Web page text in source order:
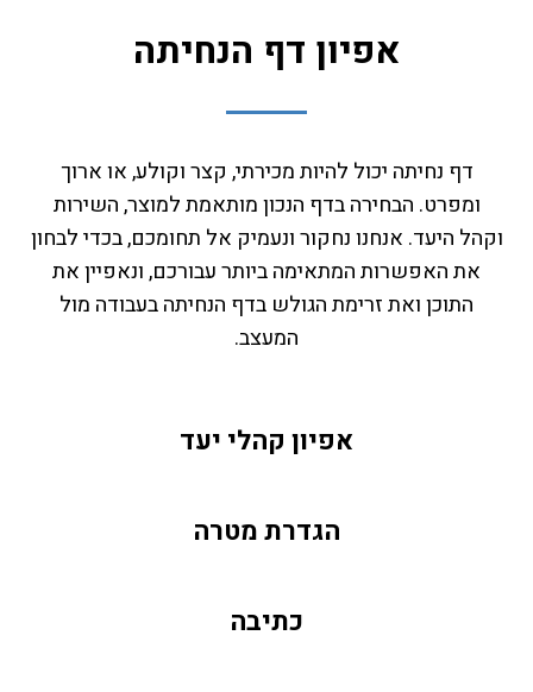
אפיון דף הנחיתה
דף נחיתה יכול להיות מכירתי, קצר וקולע, או ארוך
ומפרט. הבחירה בדף הנכון מותאמת למוצר, השירות
וקהל היעד. אנחנו נחקור ונעמיק אל תחומכם, בכדי לבחון
את האפשרות המתאימה ביותר עבורכם, ונאפיין את
התוכן ואת זרימת הגולש בדף הנחיתה בעבודה מול
המעצב.
אפיון קהלי יעד
הגדרת מטרה
כתיבה